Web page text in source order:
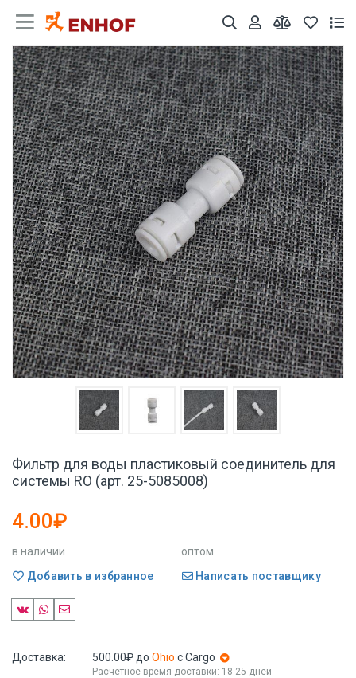
Фильтр для воды пластиковый соединитель для
системы RO (арт. 25-5085008)
4.00₽
в наличии
оптом
Добавить в избранное
Написать поставщику
Доставка: 500.00₽ до Ohio с Cargo
Расчетное время доставки: 18-25 дней